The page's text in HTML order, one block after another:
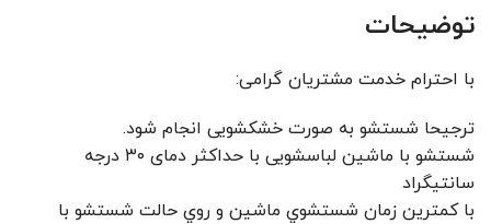
توضیحات
با احترام خدمت مشتریان گرامی:
ترجیحا شستشو به صورت خشکشویی انجام شود.
شستشو با ماشین لباسشویی با حداکثر دمای ۳۰ درجه
سانتیگراد
با کمترين زمان شستشوي ماشين و روي حالت شستشو با